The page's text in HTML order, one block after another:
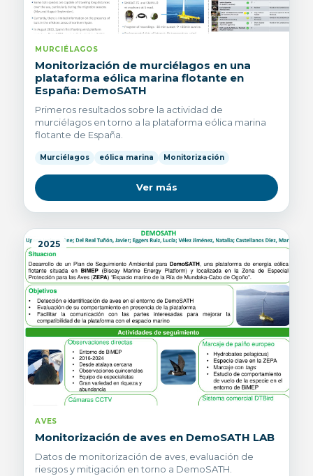
MURCIÉLAGOS
Monitorización de murciélagos en una
plataforma eólica marina flotante en
España: DemoSATH
Primeros resultados sobre la actividad de
murciélagos en torno a la plataforma eólica marina
flotante de España.
Murciélagos eólica marina Monitorización
Ver más
2025
AVES
Monitorización de aves en DemoSATH LAB
Datos de monitorización de aves, evaluación de
riesgos y mitigación en torno a DemoSATH.